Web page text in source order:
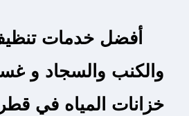
أفضل خدمات
والكنب والسجاد و
خزانات المياه في